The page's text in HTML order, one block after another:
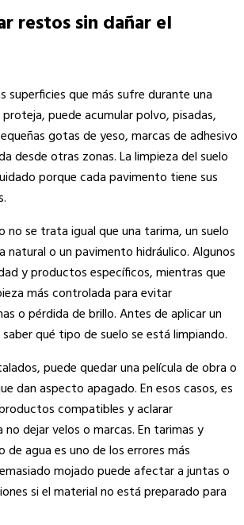
restos sin dañar el
superficies que más sufre durante una
puede acumular polvo, pisadas,
gotas de yeso, marcas de adhesivo
desde otras zonas. La limpieza del suelo
porque cada pavimento tiene sus
no se trata igual que una tarima, un suelo
natural o un pavimento hidráulico. Algunos
y productos específicos, mientras que
más controlada para evitar
o pérdida de brillo. Antes de aplicar un
qué tipo de suelo se está limpiando.
puede quedar una película de obra o
dan aspecto apagado. En esos casos, es
compatibles y aclarar
dejar velos o marcas. En tarimas y
de agua es uno de los errores más
mojado puede afectar a juntas o
si el material no está preparado para